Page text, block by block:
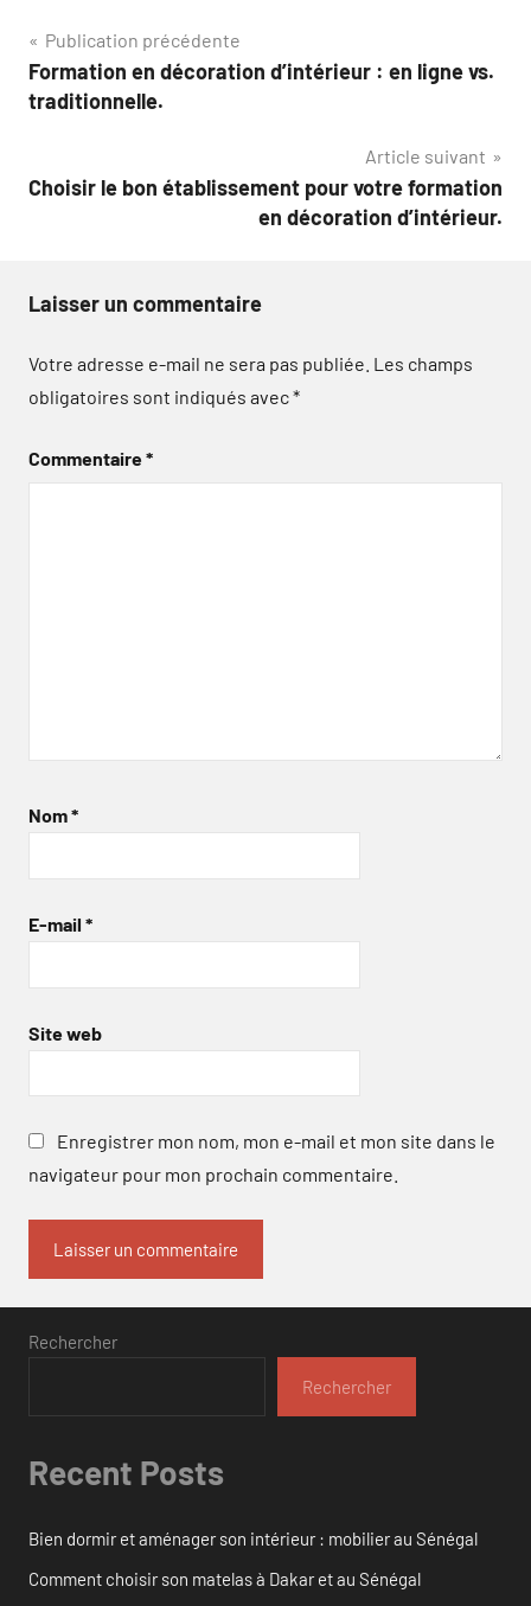
Navigation
de
Publication précédente
Formation en décoration d’intérieur : en ligne vs.
traditionnelle.
Article suivant
Choisir le bon établissement pour votre formation
en décoration d’intérieur.
Laisser un commentaire
Votre adresse e-mail ne sera pas publiée. Les champs
obligatoires sont indiqués avec*
Commentaire*
Nom*
E-mail *
Site web
Enregistrer mon nom, mon e-mail et mon site dans le
navigateur pour mon prochain commentaire.
Rechercher
Rechercher
Recent Posts
Bien dormir et aménager son intérieur : mobilier au Sénégal
Comment choisir son matelas à Dakar et au Sénégal